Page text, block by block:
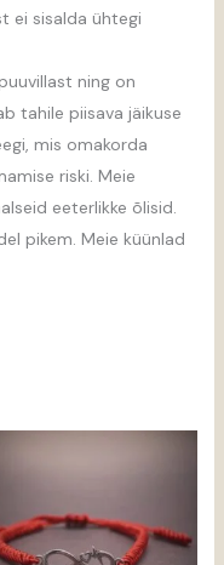
ei sisalda ühtegi
ning on
tahile piisava jäikuse
mis omakorda
riski. Meie
eeterlikke õlisid.
pikem. Meie küünlad